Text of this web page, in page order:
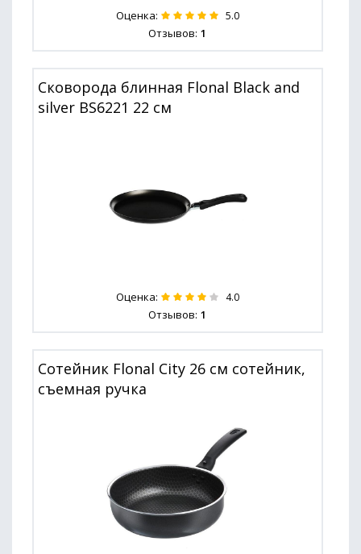
Оценка: 5.0
Отзывов: 1
Сковорода блинная Flonal Black and
silver BS6221 22 см
Оценка: 4.0
Отзывов: 1
Сотейник Flonal City 26 см сотейник,
съемная ручка